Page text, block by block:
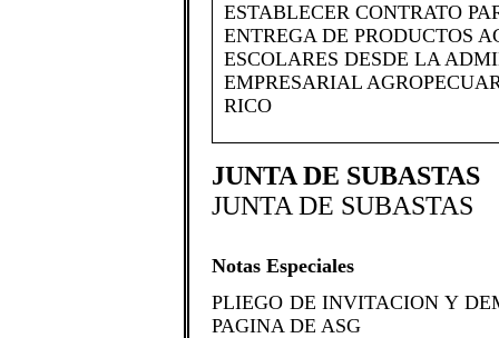
​ESTABLECER CONTRATO
ENTREGA DE PRODUCTOS
ESCOLARES DESDE LA
EMPRESARIAL
RICO​
JUNTA DE SUBASTAS
JUNTA DE SUBASTAS
Notas Especiales
​PLIEGO DE INVITACION Y
PAGINA DE ASG